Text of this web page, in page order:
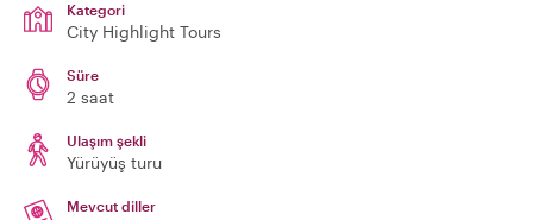
Kategori
City Highlight Tours
Süre
2 saat
Ulaşım şekli
Yürüyüş turu
Mevcut diller